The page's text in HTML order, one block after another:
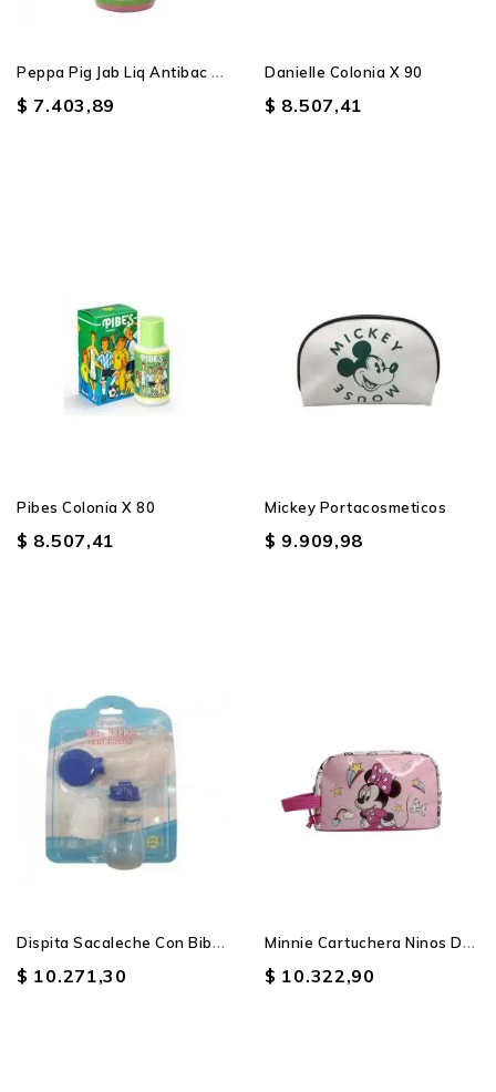
P
Eppa Pig Jab Liq Antibac X...
$ 7.403,89
Danielle Colonia X 90
$ 8.507,41
Pibes Colonia X 80
$ 8.507,41
Mickey Portacosmeticos
$ 9.909,98
D
Ispita Sacaleche Con Biberon
$ 10.271,30
M
Innie Cartuchera Ninos De...
$ 10.322,90